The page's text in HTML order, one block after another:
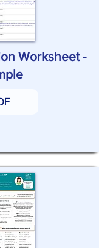
Worksheet -